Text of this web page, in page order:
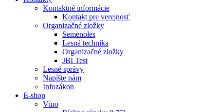
Kontaktné informácie
Kontakt pre verejnosť
Organizačné zložky
Semenoles
Lesná technika
Organizačné zložky
JBI Test
Lesné správy
Napíšte nám
Infozákon
E-shop
Víno